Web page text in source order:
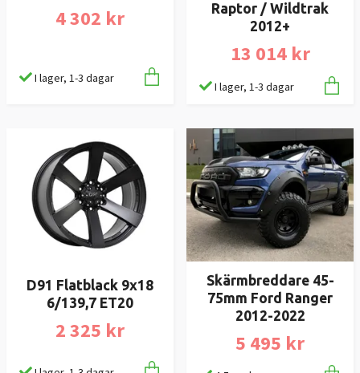
4 302 kr
I lager, 1-3 dagar
Raptor / Wildtrak
2012+
13 014 kr
I lager, 1-3 dagar
D91 Flatblack 9x18
6/139,7 ET20
2 325 kr
Skärmbreddare 45-
75mm Ford Ranger
2012-2022
5 495 kr